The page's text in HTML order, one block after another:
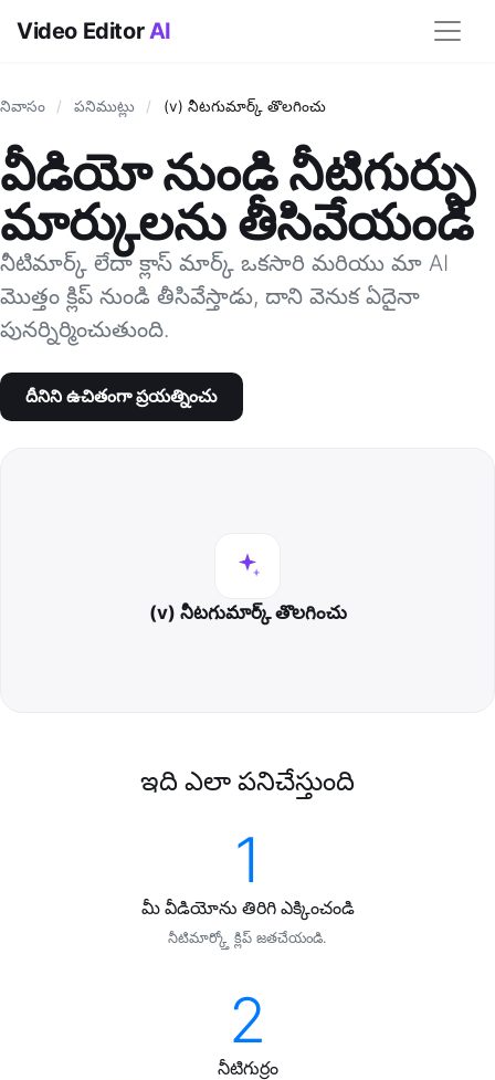
Video EditorAI
నివాసం / పనిముట్లు / (v) నీటగుమార్క్ తొలగించు
వీడియో నుండి నీటిగుర్పు
మార్కులను తీసివేయండి
నీటిమార్క్ లేదా క్లాస్ మార్క్ ఒకసారి మరియు మా AI
మొత్తం క్లిప్ నుండి తీసివేస్తాడు, దాని వెనుక ఏదైనా
పునర్నిర్మించుతుంది.
దీనిని ఉచితంగా ప్రయత్నించు
(v) నీటగుమార్క్ తొలగించు
ఇది ఎలా పనిచేస్తుంది
1
మీ వీడియోను తిరిగి ఎక్కించండి
నీటిమార్క్తో క్లిప్ జతచేయండి.
2
నీటిగుర్రం